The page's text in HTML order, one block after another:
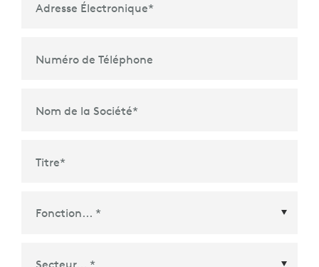
Adresse Électronique*
Numéro de Téléphone
Nom de la Société*
Titre*